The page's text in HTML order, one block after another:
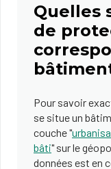
Quelles
de
Pour savoir
se situe un
couche "
bâti" sur le
données est en